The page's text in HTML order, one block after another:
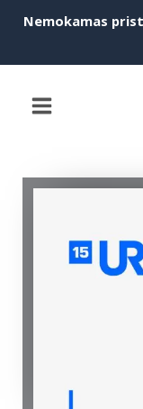
Nemokamas
Menu